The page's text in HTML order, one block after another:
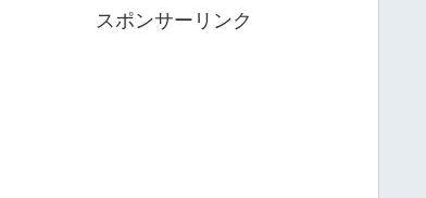
スポンサーリンク